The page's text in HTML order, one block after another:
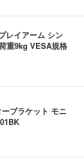
レイアーム シン
重9kg VESA規格
ブラケット モニ